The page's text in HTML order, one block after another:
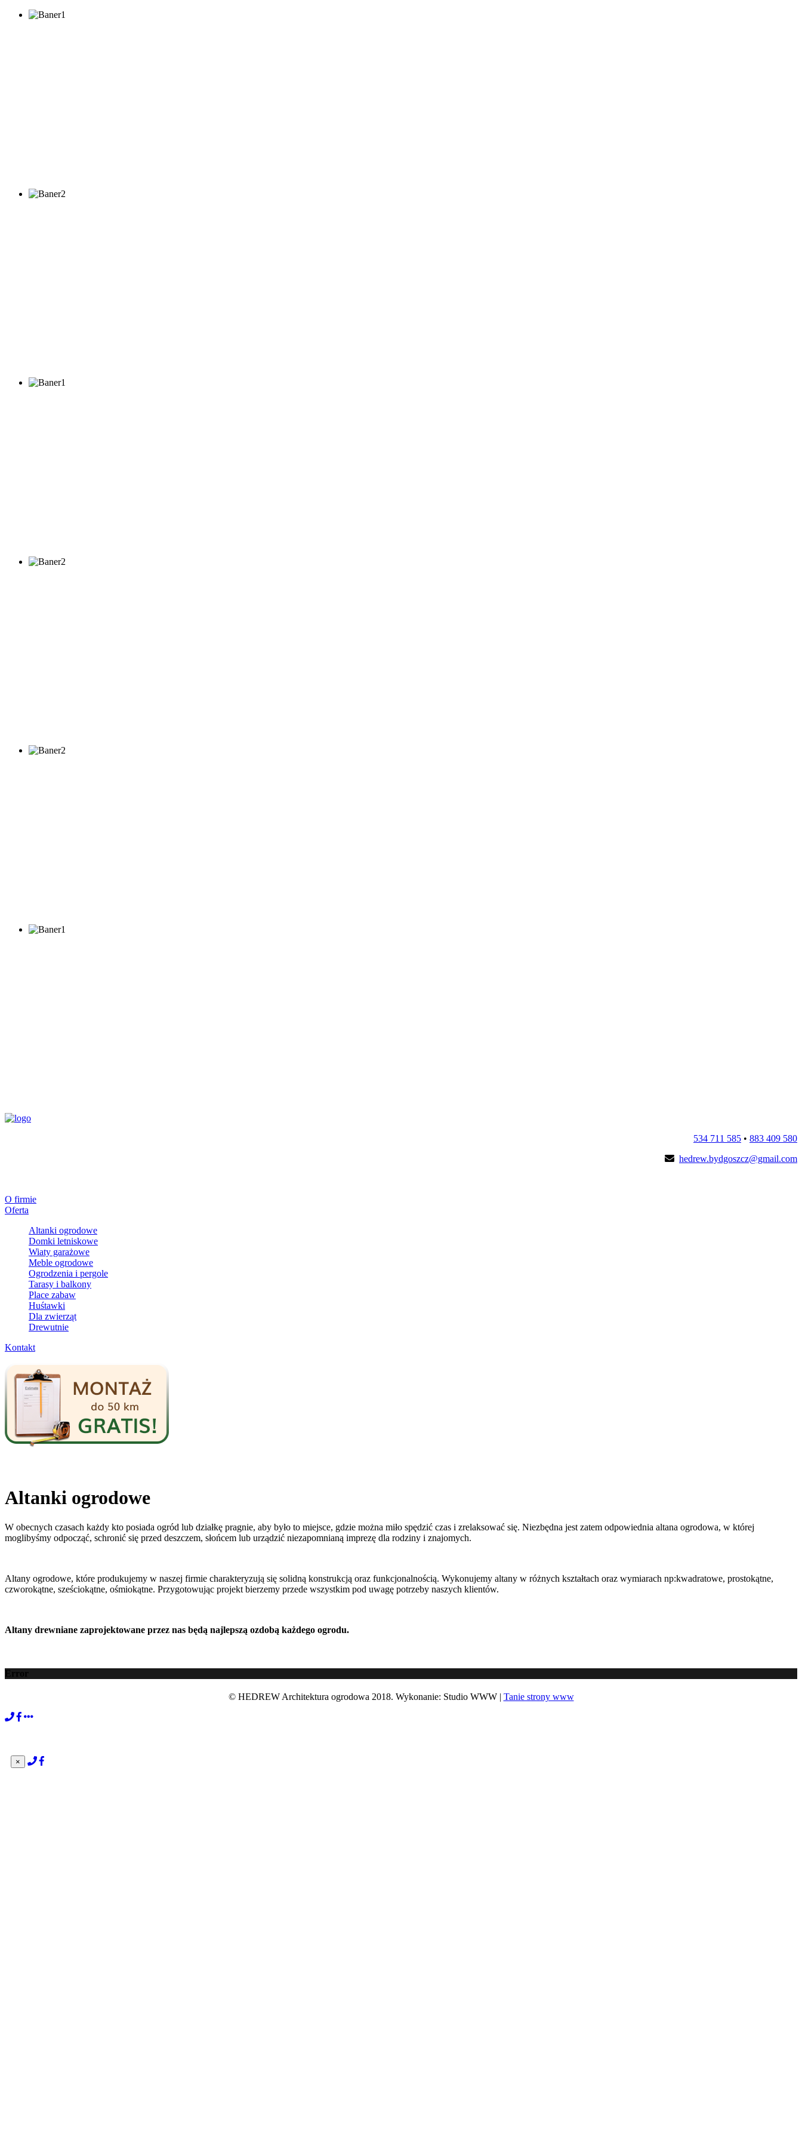
534 711 585 • 883 409 580
hedrew.bydgoszcz@gmail.com
O firmie
Oferta
Altanki ogrodowe
Domki letniskowe
Wiaty garażowe
Meble ogrodowe
Ogrodzenia i pergole
Tarasy i balkony
Place zabaw
Huśtawki
Dla zwierząt
Drewutnie
Kontakt
Altanki ogrodowe
W obecnych czasach każdy kto posiada ogród lub działkę pragnie, aby było to miejsce, gdzie można miło spędzić czas i zrelaksować się. Niezbędna jest zatem odpowiednia altana ogrodowa, w której
moglibyśmy odpocząć, schronić się przed deszczem, słońcem lub urządzić niezapomnianą imprezę dla rodziny i znajomych.
Altany ogrodowe, które produkujemy w naszej firmie charakteryzują się solidną konstrukcją oraz funkcjonalnością. Wykonujemy altany w różnych kształtach oraz wymiarach np:kwadratowe, prostokątne,
czworokątne, sześciokątne, ośmiokątne. Przygotowując projekt bierzemy przede wszystkim pod uwagę potrzeby naszych klientów.
Altany drewniane zaprojektowane przez nas będą najlepszą ozdobą każdego ogrodu.
Error
© HEDREW Architektura ogrodowa 2018. Wykonanie: Studio WWW | Tanie strony www
×